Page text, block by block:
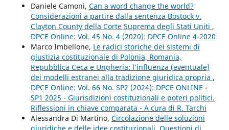
Daniele Camoni, Can a word change the world?
Considerazioni a partire dalla sentenza Bostock v.
Clayton County della Corte Suprema degli Stati Uniti ,
DPCE Online: Vol. 45 No. 4 (2020): DPCE Online 4-2020
Marco Imbellone, Le radici storiche dei sistemi di
giustizia costituzionale di Polonia, Romania,
Repubblica Ceca e Ungheria: l’influenza (eventuale)
dei modelli estranei alla tradizione giuridica propria ,
DPCE Online: Vol. 66 No. SP2 (2024): DPCE ONLINE -
SP1 2025 - Giurisdizioni costituzionali e poteri politici.
Riflessioni in chiave comparata - A cura di R. Tarchi
Alessandra Di Martino, Circolazione delle soluzioni